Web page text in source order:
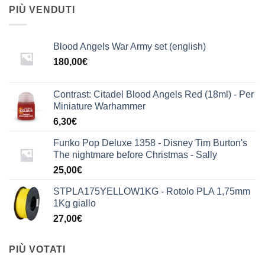
PIÙ VENDUTI
Blood Angels War Army set (english)
180,00€
Contrast: Citadel Blood Angels Red (18ml) - Per
Miniature Warhammer
6,30€
Funko Pop Deluxe 1358 - Disney Tim Burton's
The nightmare before Christmas - Sally
25,00€
STPLA175YELLOW1KG - Rotolo PLA 1,75mm
1Kg giallo
27,00€
PIÙ VOTATI